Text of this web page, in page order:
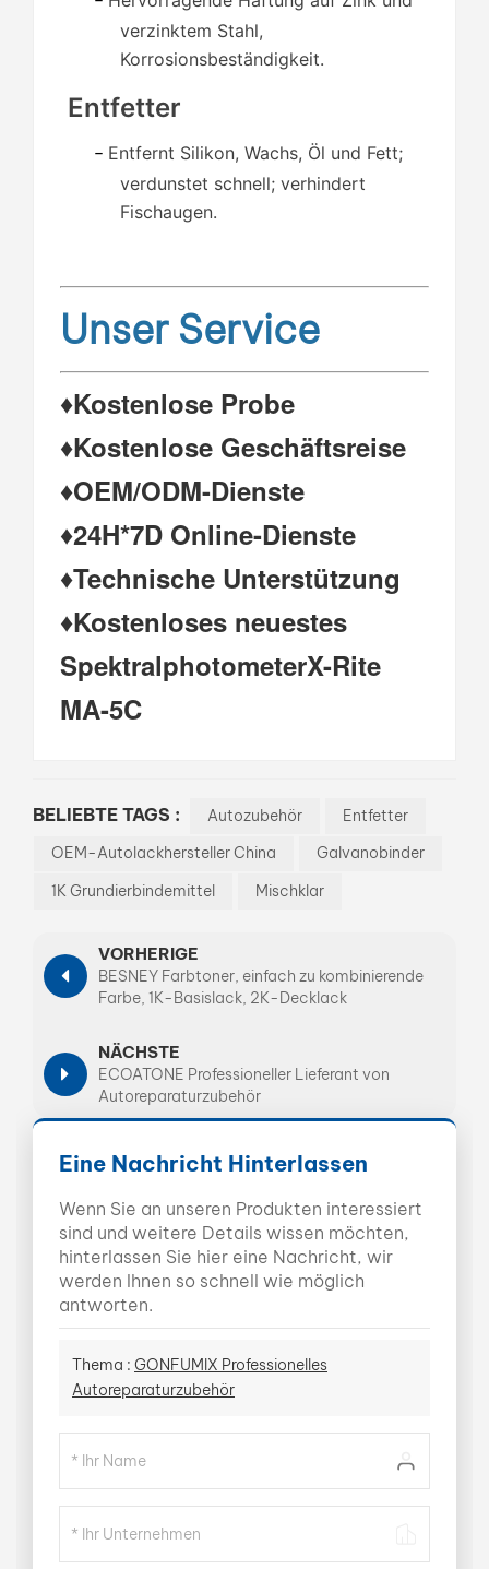
verzinktem Stahl,
Korrosionsbeständigkeit.
Entfetter
– Entfernt Silikon, Wachs, Öl und Fett;
verdunstet schnell; verhindert
Fischaugen.
Unser Service
♦Kostenlose Probe
♦Kostenlose Geschäftsreise
♦OEM/ODM-Dienste
♦24H*7D Online-Dienste
♦Technische Unterstützung
♦Kostenloses neuestes
SpektralphotometerX-Rite
MA-5C
BELIEBTE TAGS : Autozubehör
Entfetter
OEM-Autolackhersteller China
Galvanobinder
1K Grundierbindemittel
Mischklar
VORHERIGE
BESNEY Farbtoner, einfach zu kombinierende
Farbe, 1K-Basislack, 2K-Decklack
NÄCHSTE
ECOATONE Professioneller Lieferant von
Autoreparaturzubehör
Eine Nachricht Hinterlassen
Wenn Sie an unseren Produkten interessiert
sind und weitere Details wissen möchten,
hinterlassen Sie hier eine Nachricht, wir
werden Ihnen so schnell wie möglich
antworten.
Thema : GONFUMIX Professionelles
Autoreparaturzubehör